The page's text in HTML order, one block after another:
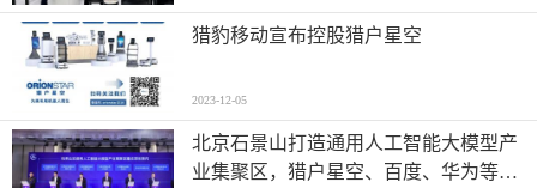
猎豹移动宣布控股猎户星空
2023-12-05
北京石景山打造通用人工智能大模型产
业集聚区，猎户星空、百度、华为等企